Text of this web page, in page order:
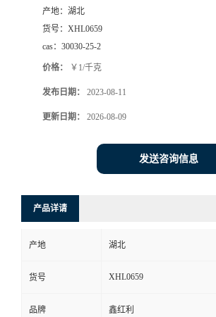
产地： 湖北
货号： XHL0659
cas： 30030-25-2
价格： ￥1/千克
发布日期： 2023-08-11
更新日期： 2026-08-09
发送咨询信息
产品详请
产地 湖北
货号 XHL0659
品牌 鑫红利